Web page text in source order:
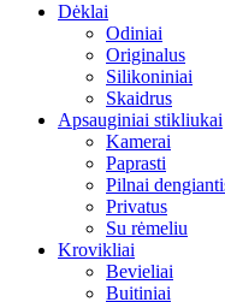
Dėklai
Odiniai
Originalus
Silikoniniai
Skaidrus
Apsauginiai stikliukai
Kamerai
Paprasti
Pilnai
Privatus
Su rėmeliu
Krovikliai
Bevieliai
Buitiniai